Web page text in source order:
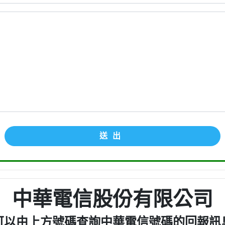
送出
中華電信股份有限公司
以由上方號碼查詢中華電信號碼的回報訊